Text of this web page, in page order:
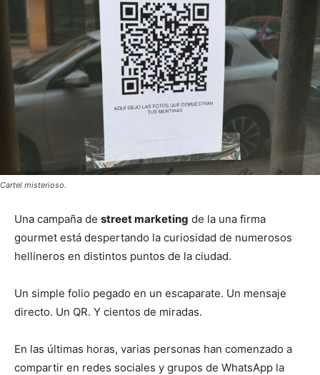
Cartel misterioso.
Una campaña de street marketing de la una firma
gourmet está despertando la curiosidad de numerosos
hellineros en distintos puntos de la ciudad.
Un simple folio pegado en un escaparate. Un mensaje
directo. Un QR. Y cientos de miradas.
En las últimas horas, varias personas han comenzado a
compartir en redes sociales y grupos de WhatsApp la